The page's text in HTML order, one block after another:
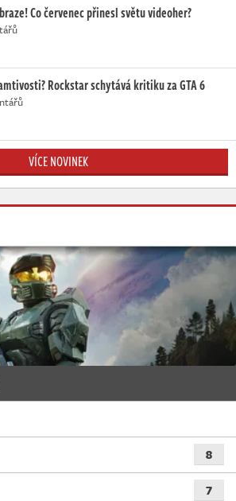
Co červenec přinesl světu videoher?
Rockstar schytává kritiku za GTA 6
VÍCE NOVINEK
8
7